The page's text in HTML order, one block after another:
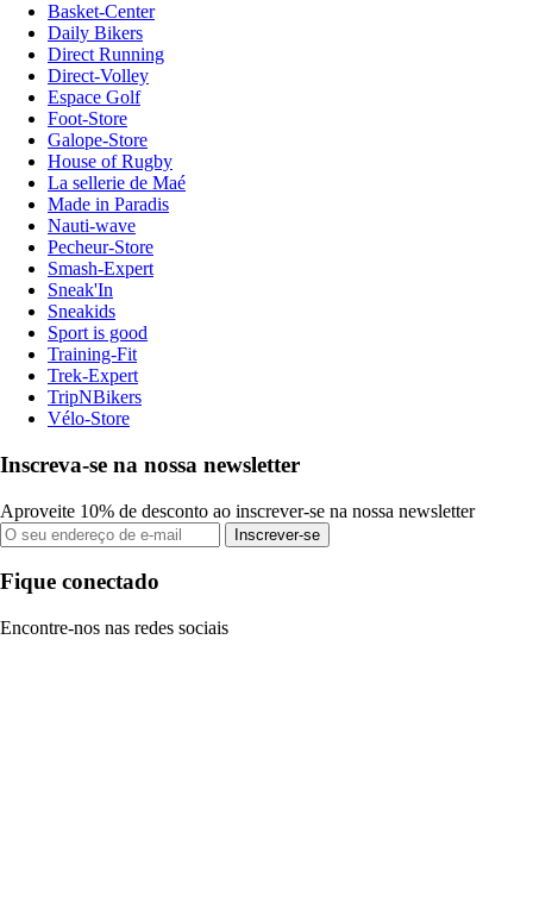
Basket-Center
Daily Bikers
Direct Running
Direct-Volley
Espace Golf
Foot-Store
Galope-Store
House of Rugby
La sellerie de Maé
Made in Paradis
Nauti-wave
Pecheur-Store
Smash-Expert
Sneak'In
Sneakids
Sport is good
Training-Fit
Trek-Expert
TripNBikers
Vélo-Store
Inscreva-se na nossa newsletter
Aproveite 10% de desconto ao inscrever-se na nossa newsletter
Inscrever-se
Fique conectado
Encontre-nos nas redes sociais